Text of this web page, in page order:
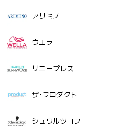
アリミノ
ウエラ
サニープレス
ザ･プロダクト
シュワルツコフ